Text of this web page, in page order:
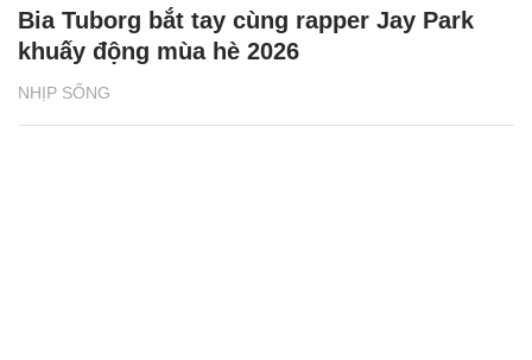
NHỊP SỐNG
Bia Tuborg bắt tay cùng rapper Jay Park
khuấy động mùa hè 2026